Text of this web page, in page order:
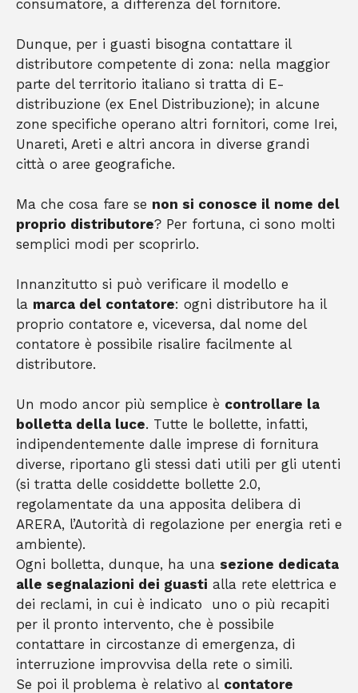
consumatore, a differenza del fornitore.
Dunque, per i guasti bisogna contattare il
distributore competente di zona: nella maggior
parte del territorio italiano si tratta di E-
distribuzione (ex Enel Distribuzione); in alcune
zone specifiche operano altri fornitori, come Irei,
Unareti, Areti e altri ancora in diverse grandi
città o aree geografiche.
Ma che cosa fare se non si conosce il nome del
proprio distributore? Per fortuna, ci sono molti
semplici modi per scoprirlo.
Innanzitutto si può verificare il modello e
la marca del contatore: ogni distributore ha il
proprio contatore e, viceversa, dal nome del
contatore è possibile risalire facilmente al
distributore.
Un modo ancor più semplice è controllare la
bolletta della luce. Tutte le bollette, infatti,
indipendentemente dalle imprese di fornitura
diverse, riportano gli stessi dati utili per gli utenti
(si tratta delle cosiddette bollette 2.0,
regolamentate da una apposita delibera di
ARERA, l’Autorità di regolazione per energia reti e
ambiente).
Ogni bolletta, dunque, ha una sezione dedicata
alle segnalazioni dei guasti alla rete elettrica e
dei reclami, in cui è indicato uno o più recapiti
per il pronto intervento, che è possibile
contattare in circostanze di emergenza, di
interruzione improvvisa della rete o simili.
Se poi il problema è relativo al contatore